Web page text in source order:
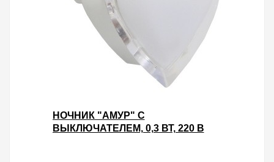
НОЧНИК "АМУР" С
ВЫКЛЮЧАТЕЛЕМ, 0,3 ВТ, 220 В